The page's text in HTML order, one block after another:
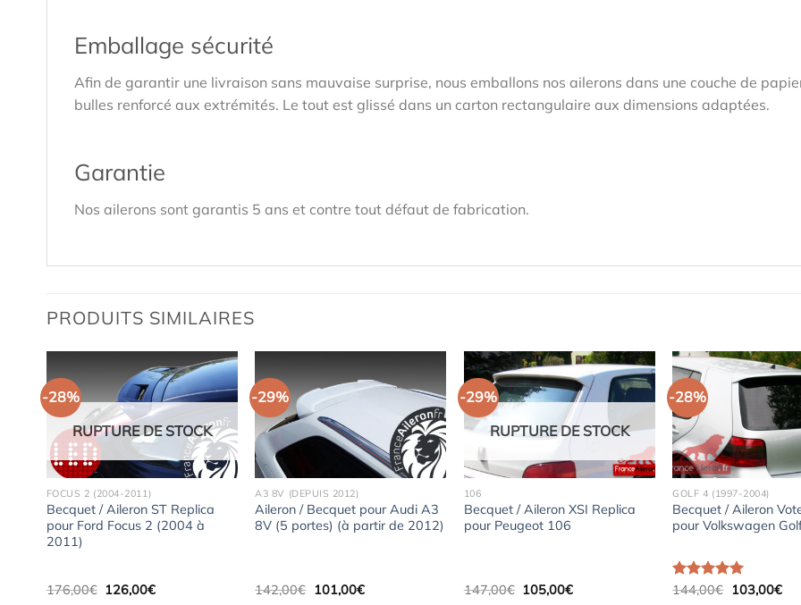
Emballage sécurité
Afin de garantir une livraison sans mauvaise surprise, nous emballons nos ailerons dans une couche de
bulles renforcé aux extrémités. Le tout est glissé dans un carton rectangulaire aux dimensions adaptées.
Garantie
Nos ailerons sont garantis 5 ans et contre tout défaut de fabrication.
PRODUITS SIMILAIRES
-28%
RUPTURE DE STOCK
FOCUS 2 (2004-2011)
Becquet / Aileron ST Replica
pour Ford Focus 2 (2004 à
2011)
176,00€ Le
126,00€Le
-29%
A3 8V (DEPUIS 2012)
Aileron / Becquet pour Audi A3
8V (5 portes) (à partir de 2012)
142,00€ Le
101,00€Le
-29%
RUPTURE DE STOCK
106
Becquet / Aileron XSI Replica
pour Peugeot 106
147,00€ Le
105,00€Le
-28%
GOLF 4 (1997-2004)
Becquet / Aileron
pour Volkswagen
Note5.00
144,00€ Le
103,00€Le